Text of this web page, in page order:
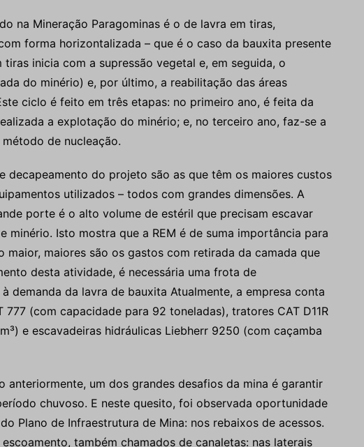
na Mineração Paragominas é o de lavra em tiras,
forma horizontalizada – que é o caso da bauxita presente
inicia com a supressão vegetal e, em seguida, o
do minério) e, por último, a reabilitação das áreas
ciclo é feito em três etapas: no primeiro ano, é feita da
a explotação do minério; e, no terceiro ano, faz-se a
de nucleação.
decapeamento do projeto são as que têm os maiores custos
utilizados – todos com grandes dimensões. A
porte é o alto volume de estéril que precisam escavar
minério. Isto mostra que a REM é de suma importância para
maiores são os gastos com retirada da camada que
desta atividade, é necessária uma frota de
demanda da lavra de bauxita Atualmente, a empresa conta
(com capacidade para 92 toneladas), tratores CAT D11R
e escavadeiras hidráulicas Liebherr 9250 (com caçamba
anteriormente, um dos grandes desafios da mina é garantir
chuvoso. E neste quesito, foi observada oportunidade
Plano de Infraestrutura de Mina: nos rebaixos de acessos.
também chamados de canaletas: nas laterais